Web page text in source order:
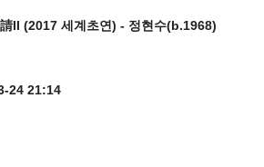
II (2017 세계초연) - 정현수(b.1968)
24 21:14